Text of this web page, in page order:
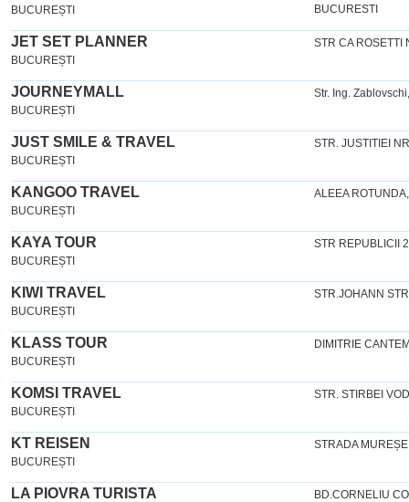
BUCUREȘTI
BUCURESTI
JET SET PLANNER
BUCUREȘTI
STR CA ROSETTI
JOURNEYMALL
BUCUREȘTI
Str. Ing.
JUST SMILE & TRAVEL
BUCUREȘTI
STR. JUSTITIEI
KANGOO TRAVEL
BUCUREȘTI
ALEEA
KAYA TOUR
BUCUREȘTI
STR REPUBLICII
KIWI TRAVEL
BUCUREȘTI
STR.JOHANN
KLASS TOUR
BUCUREȘTI
DIMITRIE
KOMSI TRAVEL
BUCUREȘTI
STR. STIRBEI
KT REISEN
BUCUREȘTI
STRADA
LA PIOVRA TURISTA BD.CORNELIU